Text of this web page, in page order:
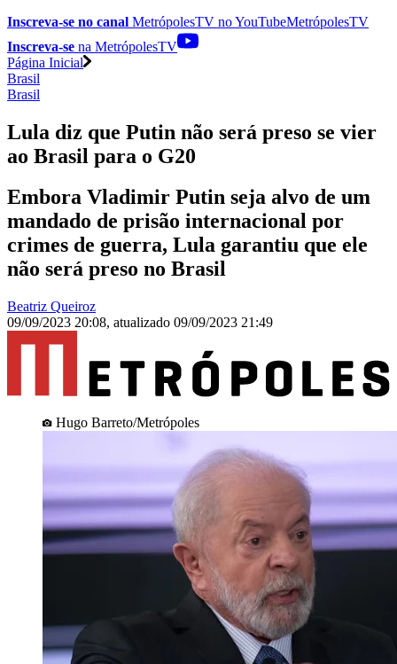
Inscreva-se no canal MetrópolesTV noYouTubeMetrópolesTV
Inscreva-se na MetrópolesTV
Página Inicial
Brasil
Brasil
Lula diz que Putin não será preso se vier
ao Brasil para o G20
Embora Vladimir Putin seja alvo de um
mandado de prisão internacional por
crimes de guerra, Lula garantiu que ele
não será preso no Brasil
Beatriz Queiroz
09/09/2023 20:08, atualizado 09/09/2023 21:49
Hugo Barreto/Metrópoles